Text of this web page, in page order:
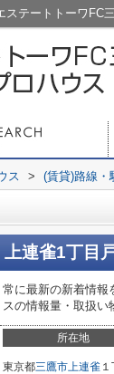
テートトーワFC
ス > (賃貸)路線・
上連雀1丁目
常に最新の新着情報
スの情報量・取扱い
所在地
東京都三鷹市上連雀